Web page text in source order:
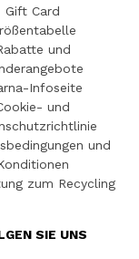
Gift Card
und
Infoseite
und
und
zum Recycling
SIE UNS